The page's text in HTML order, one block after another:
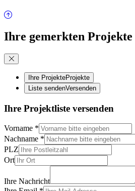
Ihre gemerkten
Ihre ProjekteProjekte
Liste sendenVersenden
Ihre Projektliste versenden
Vorname *
Nachname *
PLZ
Ort
Ihre Nachricht